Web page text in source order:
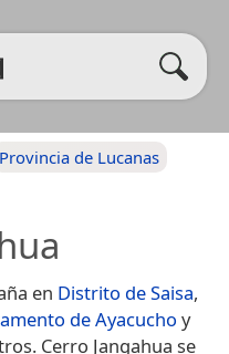
Provincia de Lucanas
en Distrito de Saisa,
de Ayacucho y
Cerro Jangahua se